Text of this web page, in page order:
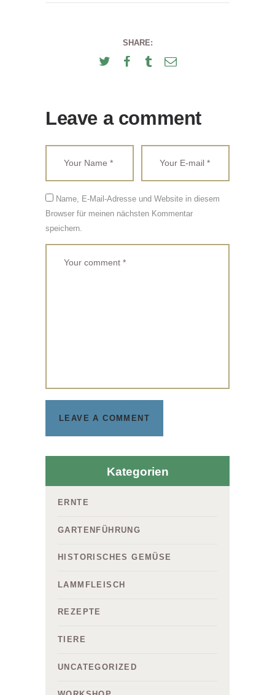
SHARE:
Leave a comment
Name, E-Mail-Adresse und Website in diesem
Browser für meinen nächsten Kommentar
speichern.
Kategorien
ERNTE
GARTENFÜHRUNG
HISTORISCHES GEMÜSE
LAMMFLEISCH
REZEPTE
TIERE
UNCATEGORIZED